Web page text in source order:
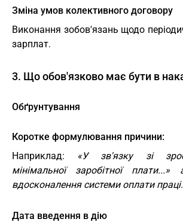
Зміна умов колективного договору
Виконання зобов'язань щодо
зарплат.
3. Що обов'язково має бути в
Обґрунтування
Коротке формулювання причини:
Наприклад: «У зв'язку зі
мінімальної заробітної
вдосконалення системи оплати
Дата введення в дію